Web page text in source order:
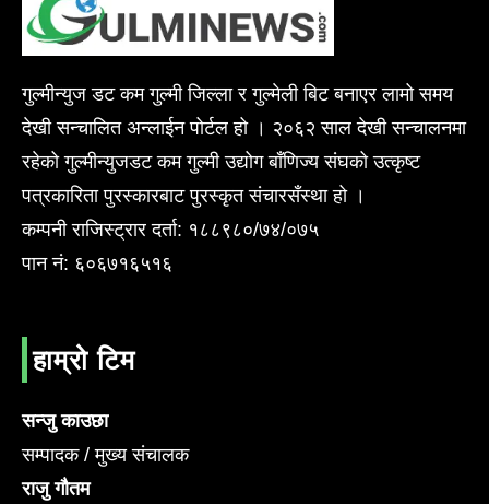
गुल्मीन्युज डट कम गुल्मी जिल्ला र गुल्मेली बिट बनाएर लामो समय
देखी सन्चालित अन्लाईन पोर्टल हो । २०६२ साल देखी सन्चालनमा
रहेको गुल्मीन्युजडट कम गुल्मी उद्योग बाँणिज्य संघको उत्कृष्ट
पत्रकारिता पुरस्कारबाट पुरस्कृत संचारसँस्था हो ।
कम्पनी राजिस्ट्रार दर्ता: १८८९८०/७४/०७५
पान नं: ६०६७१६५१६
हाम्रो टिम
सन्जु काउछा
सम्पादक / मुख्य संचालक
राजु गौतम